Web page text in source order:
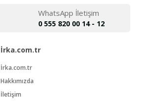
WhatsApp İletişim
0 555 820 00 14 - 12
İrka.com.tr
İrka.com.tr
Hakkımızda
İletişim